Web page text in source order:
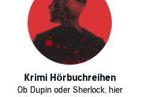
Krimi Hörbuchreihen
Ob Dupin oder Sherlock, hier